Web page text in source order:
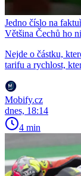
Jedno číslo na
Většina Čechů ho
Nejde o částku,
tarifu a rychlost,
Mobify.cz
dnes, 18:14
4 min